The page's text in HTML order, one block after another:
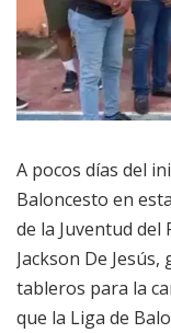
A pocos días del
Baloncesto en
de la Juventud del
Jackson De
tableros para la
que la Liga de